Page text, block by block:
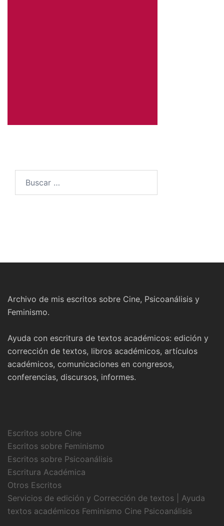
Archivo de mis escritos sobre Cine, Psicoanálisis y
Feminismo.
Ayuda con escritura de textos académicos: edición y
corrección de textos, libros académicos, artículos
académicos, comunicaciones en congresos,
conferencias, discursos, informes.
Escritos sobre Cine
Escritos sobre Feminismo
Escritos sobre Psicoanálisis
Escritura Académica
Otros Escritos
Servicios de edición y Corrección de textos | Ayuda
textos académicos Feminismo Cine Psicoanálisis